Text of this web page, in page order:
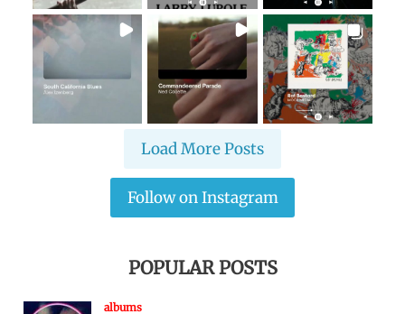
Load More Posts
Follow on Instagram
POPULAR POSTS